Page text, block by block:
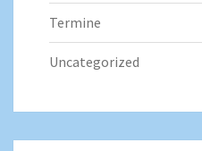
Termine
Uncategorized